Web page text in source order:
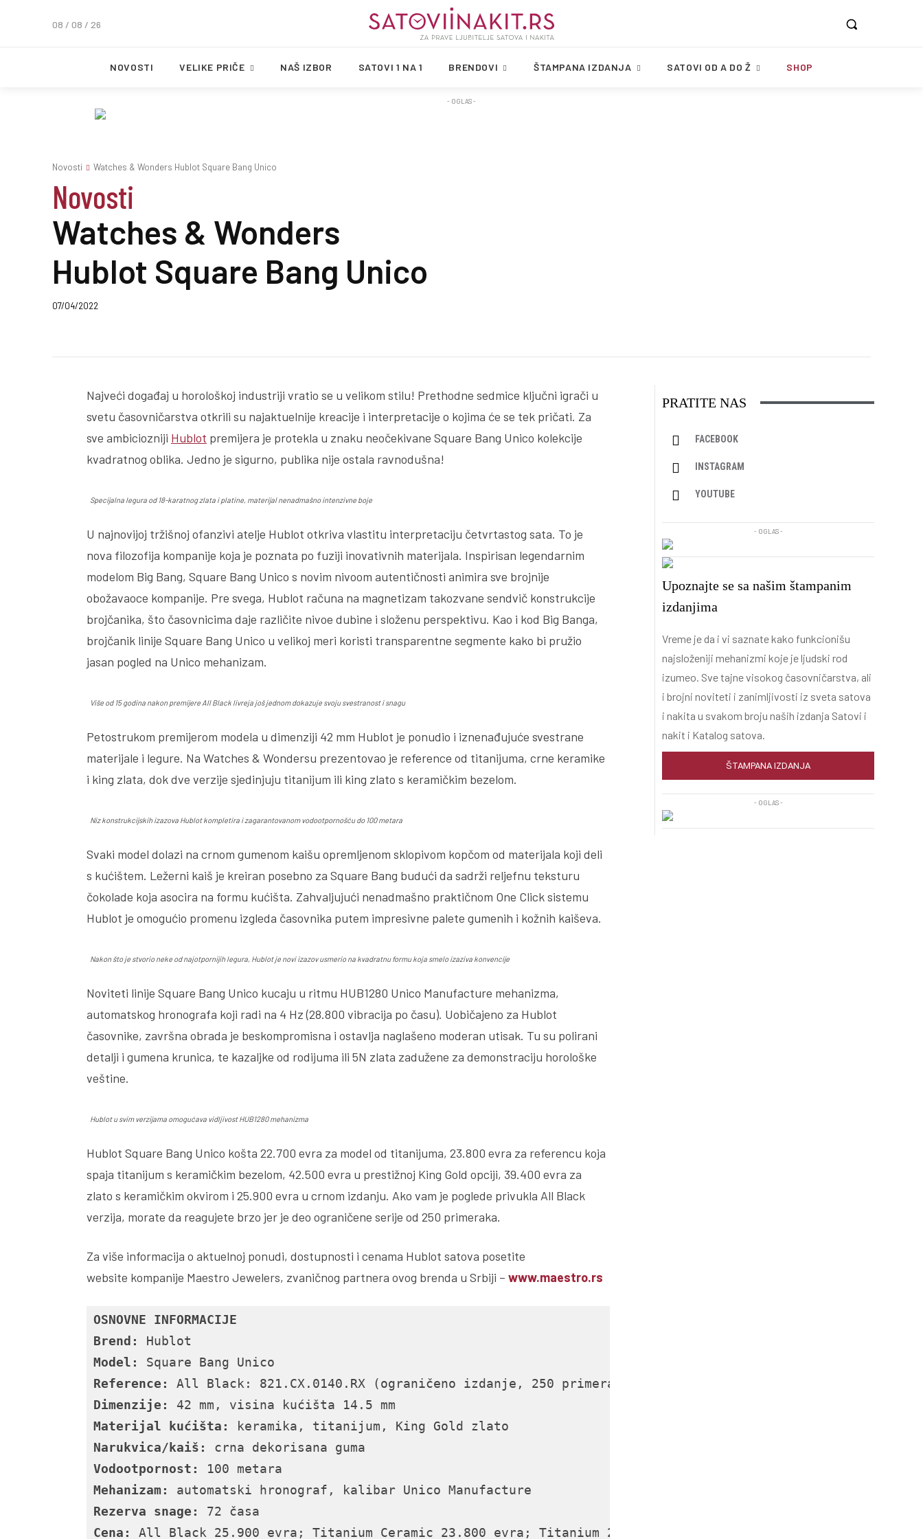
08 / 08 / 26
NOVOSTI VELIKE PRIČE NAŠ IZBOR SATOVI 1 NA 1 BRENDOVI ŠTAMPANA IZDANJA SATOVI OD A DO Ž SHOP
- OGLAS -
Novosti Watches & Wonders Hublot Square Bang Unico
Novosti
Watches & Wonders
Hublot Square Bang Unico
07/04/2022
Najveći događaj u horološkoj industriji vratio se u velikom stilu! Prethodne sedmice ključni igrači u
svetu časovničarstva otkrili su najaktuelnije kreacije i interpretacije o kojima će se tek pričati. Za
sve ambiciozniji Hublot premijera je protekla u znaku neočekivane Square Bang Unico kolekcije
kvadratnog oblika. Jedno je sigurno, publika nije ostala ravnodušna!
Specijalna legura od 18-karatnog zlata i platine, materijal nenadmašno intenzivne boje
U najnovijoj tržišnoj ofanzivi atelje Hublot otkriva vlastitu interpretaciju četvrtastog sata. To je
nova filozofija kompanije koja je poznata po fuziji inovativnih materijala. Inspirisan legendarnim
modelom Big Bang, Square Bang Unico s novim nivoom autentičnosti animira sve brojnije
obožavaoce kompanije. Pre svega, Hublot računa na magnetizam takozvane sendvič konstrukcije
brojčanika, što časovnicima daje različite nivoe dubine i složenu perspektivu. Kao i kod Big Banga,
brojčanik linije Square Bang Unico u velikoj meri koristi transparentne segmente kako bi pružio
jasan pogled na Unico mehanizam.
Više od 15 godina nakon premijere All Black livreja još jednom dokazuje svoju svestranost i snagu
Petostrukom premijerom modela u dimenziji 42 mm Hublot je ponudio i iznenađujuće svestrane
materijale i legure. Na Watches & Wondersu prezentovao je reference od titanijuma, crne keramike
i king zlata, dok dve verzije sjedinjuju titanijum ili king zlato s keramičkim bezelom.
Niz konstrukcijskih izazova Hublot kompletira i zagarantovanom vodootpornošću do 100 metara
Svaki model dolazi na crnom gumenom kaišu opremljenom sklopivom kopčom od materijala koji deli
s kućištem. Ležerni kaiš je kreiran posebno za Square Bang budući da sadrži reljefnu teksturu
čokolade koja asocira na formu kućišta. Zahvaljujući nenadmašno praktičnom One Click sistemu
Hublot je omogućio promenu izgleda časovnika putem impresivne palete gumenih i kožnih kaiševa.
Nakon što je stvorio neke od najotpornijih legura, Hublot je novi izazov usmerio na kvadratnu formu koja smelo izaziva konvencije
Noviteti linije Square Bang Unico kucaju u ritmu HUB1280 Unico Manufacture mehanizma,
automatskog hronografa koji radi na 4 Hz (28.800 vibracija po času). Uobičajeno za Hublot
časovnike, završna obrada je beskompromisna i ostavlja naglašeno moderan utisak. Tu su polirani
detalji i gumena krunica, te kazaljke od rodijuma ili 5N zlata zadužene za demonstraciju horološke
veštine.
Hublot u svim verzijama omogućava vidljivost HUB1280 mehanizma
Hublot Square Bang Unico košta 22.700 evra za model od titanijuma, 23.800 evra za referencu koja
spaja titanijum s keramičkim bezelom, 42.500 evra u prestižnoj King Gold opciji, 39.400 evra za
zlato s keramičkim okvirom i 25.900 evra u crnom izdanju. Ako vam je poglede privukla All Black
verzija, morate da reagujete brzo jer je deo ograničene serije od 250 primeraka.
Za više informacija o aktuelnoj ponudi, dostupnosti i cenama Hublot satova posetite
website kompanije Maestro Jewelers, zvaničnog partnera ovog brenda u Srbiji – www.maestro.rs
OSNOVNE INFORMACIJE
Brend:
Model:
Reference:
Dimenzije:
Materijal kućišta:
Narukvica/kaiš:
Vodootpornost:
Mehanizam:
Rezerva snage:
Cena:
All Black 25.900 evra; Titanium Ceramic 23.800 evra; Titanium 22.700 evra; King Gold Ceramic 39.400
PRATITE NAS
FACEBOOK
INSTAGRAM
YOUTUBE
- OGLAS -
Upoznajte se sa našim štampanim
izdanjima
Vreme je da i vi saznate kako funkcionišu
najsloženiji mehanizmi koje je ljudski rod
izumeo. Sve tajne visokog časovničarstva, ali
i brojni noviteti i zanimljivosti iz sveta satova
i nakita u svakom broju naših izdanja Satovi i
nakit i Katalog satova.
ŠTAMPANA IZDANJA
- OGLAS -